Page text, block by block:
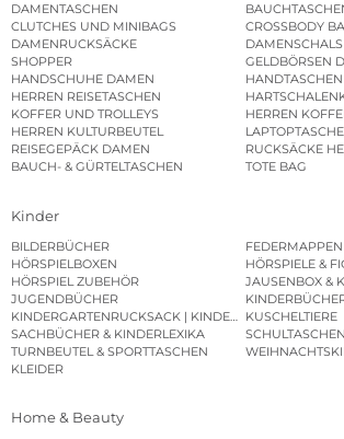
DAMENTASCHEN
CLUTCHES UND MINIBAGS
CROSSBODY
DAMENRUCKSÄCKE
SHOPPER
GELDBÖRSEN
HANDSCHUHE DAMEN
HANDTASCHEN
HERREN REISETASCHEN
KOFFER UND TROLLEYS
HERREN
HERREN KULTURBEUTEL
REISEGEPÄCK DAMEN
RUCKSÄCKE
BAUCH- & GÜRTELTASCHEN
TOTE BAG
Kinder
BILDERBÜCHER
FEDERMAPPEN
HÖRSPIELBOXEN
HÖRSPIELE &
HÖRSPIEL ZUBEHÖR
JAUSENBOX &
JUGENDBÜCHER
KINDERGARTENRUCKSACK | KINDERGARTENBEUTEL
KUSCHELTIERE
SACHBÜCHER & KINDERLEXIKA
SCHULTASCHEN
TURNBEUTEL & SPORTTASCHEN
KLEIDER
Home & Beauty